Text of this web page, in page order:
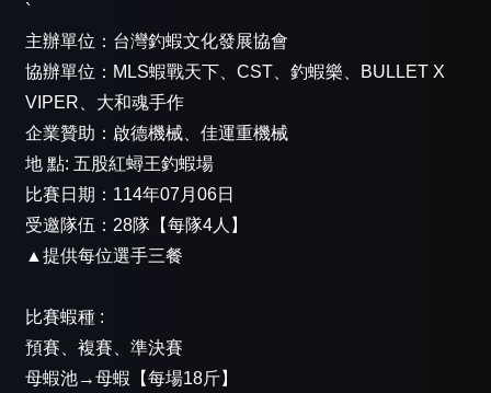
`
主辦單位：台灣釣蝦文化發展協會
協辦單位：MLS蝦戰天下、CST、釣蝦樂、BULLET X
VIPER、大和魂手作
企業贊助：啟德機械、佳運重機械
地 點: 五股紅蟳王釣蝦場
比賽日期：114年07月06日
受邀隊伍：28隊【每隊4人】
▲提供每位選手三餐
比賽蝦種 :
預賽、複賽、準決賽
母蝦池→母蝦【每場18斤】